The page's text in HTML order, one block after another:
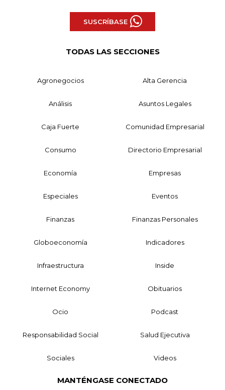
SUSCRÍBASE
TODAS LAS SECCIONES
Agronegocios Alta Gerencia
Análisis Asuntos Legales
Caja Fuerte Comunidad Empresarial
Consumo Directorio Empresarial
Economía Empresas
Especiales Eventos
Finanzas Finanzas Personales
Globoeconomía Indicadores
Infraestructura Inside
Internet Economy Obituarios
Ocio Podcast
Responsabilidad Social Salud Ejecutiva
Sociales Videos
MANTÉNGASE CONECTADO